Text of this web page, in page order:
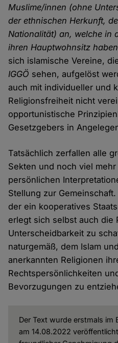
Muslime/innen (ohne
der ethnischen Herkunft,
Nationalität) an, welche in
ihren Hauptwohnsitz
sich islamische Vereine,
IGGÖ sehen, aufgelöst
auch mit individueller und
Religionsfreiheit nicht
opportunistische
Gesetzgebers in
Tatsächlich zerfallen alle
Sekten und noch viel
persönlichen
Stellung zur
der ein kooperatives
erlegt sich selbst auch die
Unterscheidbarkeit zu
naturgemäß, dem Islam
anerkannten Religionen
Rechtspersönlichkeiten
Bevorzugungen zu
Der Text wurde erstmals im
am 14.08.2022